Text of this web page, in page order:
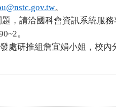
。
，請洽國科會資訊系統服務
。
處研推組詹宜娟小姐，校內